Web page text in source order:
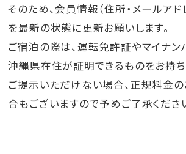
そのため、会員情報（住所・メールアド
を最新の状態に更新お願いします。
ご宿泊の際は、運転免許証やマイナン
沖縄県在住が証明できるものをお持ち
ご提示いただけない場合、正規料金
合もございますので予めご了承くださ